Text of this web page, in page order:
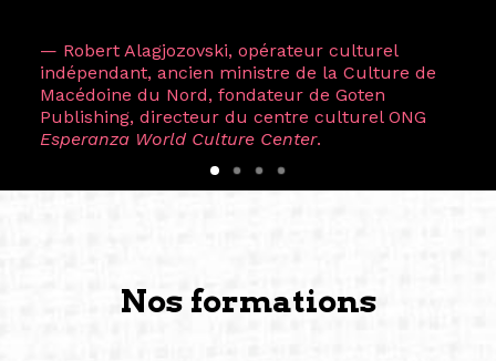
— Robert Alagjozovski, opérateur culturel
indépendant, ancien ministre de la Culture de
Macédoine du Nord, fondateur de Goten
Publishing, directeur du centre culturel ONG
Esperanza World Culture Center.
Nos formations